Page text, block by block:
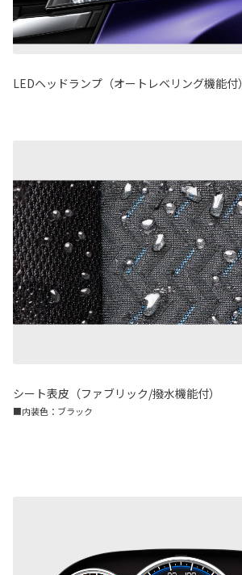
LEDヘッドランプ（オートレベリング機能付）
シート表皮（ファブリック/撥水機能付）
■内装色：ブラック